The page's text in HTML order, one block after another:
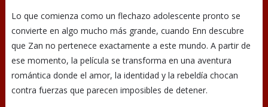
Lo que comienza como un flechazo adolescente pronto se
convierte en algo mucho más grande, cuando Enn descubre
que Zan no pertenece exactamente a este mundo. A partir de
ese momento, la película se transforma en una aventura
romántica donde el amor, la identidad y la rebeldía chocan
contra fuerzas que parecen imposibles de detener.